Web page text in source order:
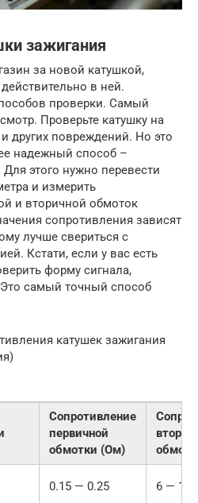
зажигания
за новой катушкой,
в ней.
проверки. Самый
Проверьте катушку на
других повреждений. Но это
надежный способ –
этого нужно перевести
и измерить
и вторичной обмоток
сопротивления зависят
лучше свериться с
Кстати, если у вас есть
форму сигнала,
самый точный способ
катушек зажигания
Сопротивление
первичной
обмотки (Ом)
0.15 — 0.25 6 — 12